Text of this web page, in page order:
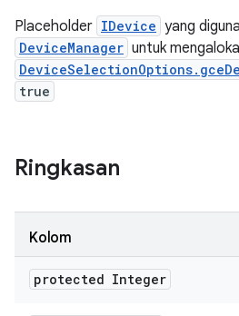
Placeholder IDevice yang
DeviceManager untuk
true
Ringkasan
Kolom
protected Integer